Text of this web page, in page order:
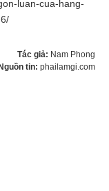
luan-cua-hang-
Tác giả: Nam Phong
Nguồn tin: phailamgi.com